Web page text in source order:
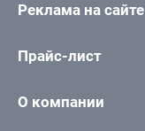
Реклама на сайте
Прайс-лист
О компании